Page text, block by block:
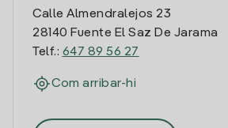
Calle Almendralejos 23
28140 Fuente El Saz De Jarama
Telf.: 647 89 56 27
Com arribar-hi